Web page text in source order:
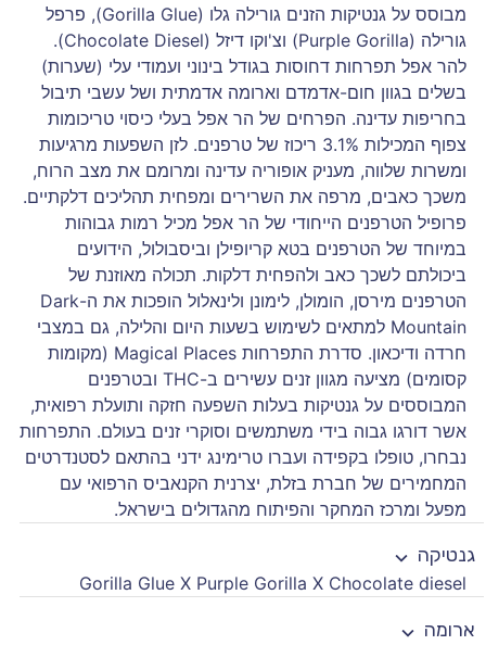
מבוסס על גנטיקות הזנים גורילה גלו (Gorilla Glue), פרפל
גורילה (Purple Gorilla) וצ'וקו דיזל (Chocolate Diesel).
להר אפל תפרחות דחוסות בגודל בינוני ועמודי עלי (שערות)
בשלים בגוון חום-אדמדם וארומה אדמתית ושל עשבי תיבול
בחריפות עדינה. הפרחים של הר אפל בעלי כיסוי טריכומות
צפוף המכילות 3.1% ריכוז של טרפנים. לזן השפעות מרגיעות
ומשרות שלווה, מעניק אופוריה עדינה ומרומם את מצב הרוח,
משכך כאבים, מרפה את השרירים ומפחית תהליכים דלקתיים.
פרופיל הטרפנים הייחודי של הר אפל מכיל רמות גבוהות
במיוחד של הטרפנים בטא קריופילן וביסבולול, הידועים
ביכולתם לשכך כאב ולהפחית דלקות. תכולה מאוזנת של
הטרפנים מירסן, הומולן, לימונן ולינאלול הופכות את ה-Dark
Mountain למתאים לשימוש בשעות היום והלילה, גם במצבי
חרדה ודיכאון. סדרת התפרחות Magical Places (מקומות
קסומים) מציעה מגוון זנים עשירים ב-THC ובטרפנים
המבוססים על גנטיקות בעלות השפעה חזקה ותועלת רפואית,
אשר דורגו גבוה בידי משתמשים וסוקרי זנים בעולם. התפרחות
נבחרו, טופלו בקפידה ועברו טרימינג ידני בהתאם לסטנדרטים
המחמירים של חברת בזלת, יצרנית הקנאביס הרפואי עם
מפעל ומרכז המחקר והפיתוח מהגדולים בישראל.
גנטיקה
Gorilla Glue X Purple Gorilla X Chocolate diesel
ארומה